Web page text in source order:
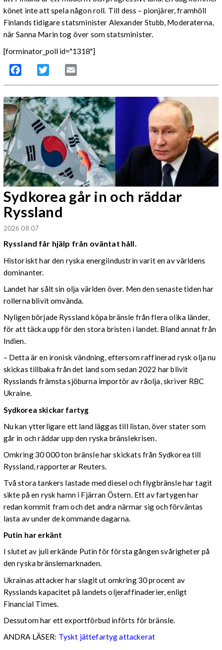
könet inte att spela någon roll. Till dess – pionjärer, framhöll
Finlands tidigare statsminister Alexander Stubb, Moderaterna,
när Sanna Marin tog över som statsminister.
[forminator_poll id="1318"]
Facebook Twitter
Sydkorea går in och räddar
Ryssland
2026 08 07
Ryssland får hjälp från oväntat håll.
Historiskt har den ryska energiindustrin varit en av världens
dominanter.
Landet har sålt sin olja världen över. Men den senaste tiden har
rollerna blivit omvända.
Nyligen började Ryssland köpa bränsle från flera olika länder,
för att täcka upp för den stora bristen i landet. Bland annat från
Indien.
– Detta är en ironisk vändning, eftersom raffinerad rysk olja nu
skickas tillbaka från det land som sedan 2022 har blivit
Rysslands främsta sjöburna importör av råolja, skriver RBC
Ukraine.
Sydkorea skickar fartyg
Nu kan ytterligare ett land läggas till listan, över stater som
går in och räddar upp den ryska bränslekrisen.
Omkring 30 000 ton bränsle har skickats från Sydkorea till
Ryssland, rapporterar Reuters.
Två stora tankers lastade med diesel och flygbränsle har tagit
sikte på en rysk hamn i Fjärran Östern. Ett av fartygen har
redan kommit fram och det andra närmar sig och förväntas
lasta av under de kommande dagarna.
Putin har erkänt
I slutet av juli erkände Putin för första gången svårigheter på
den ryska bränslemarknaden.
Ukrainas attacker har slagit ut omkring 30 procent av
Rysslands kapacitet på landets oljeraffinaderier, enligt
Financial Times.
Dessutom har ett exportförbud införts för bränsle.
ANDRA LÄSER: Tyskt jättefartyg attackerat